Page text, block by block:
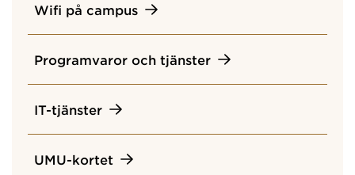
Wifi på campus
Programvaror och tjänster
IT-tjänster
UMU-kortet